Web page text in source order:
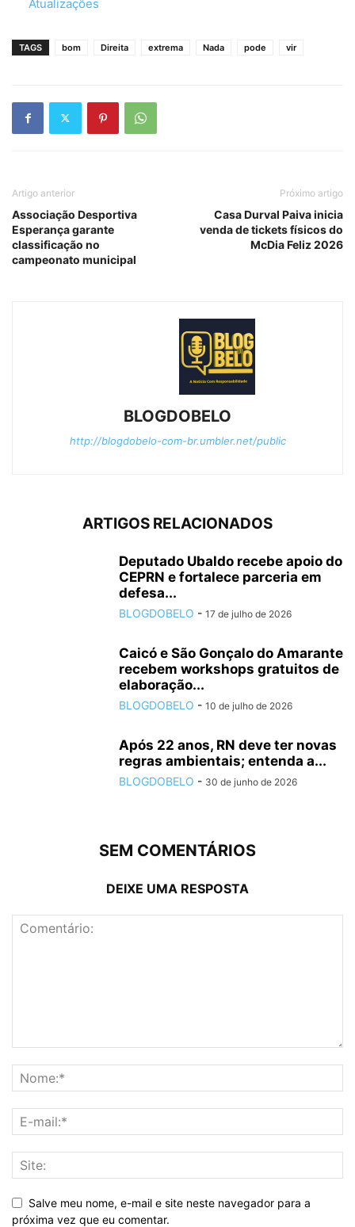
Em relação a
Atualizações
TAGS bom Direita extrema Nada pode vir
Artigo anterior
Associação Desportiva
Esperança garante
classificação no
campeonato municipal
Próximo artigo
Casa Durval Paiva inicia
venda de tickets físicos do
McDia Feliz 2026
BLOGDOBELO
http://blogdobelo-com-br.umbler.net/public
ARTIGOS RELACIONADOS
Deputado Ubaldo recebe apoio do
CEPRN e fortalece parceria em
defesa...
BLOGDOBELO - 17 de julho de 2026
Caicó e São Gonçalo do Amarante
recebem workshops gratuitos de
elaboração...
BLOGDOBELO - 10 de julho de 2026
Após 22 anos, RN deve ter novas
regras ambientais; entenda a...
BLOGDOBELO - 30 de junho de 2026
SEM COMENTÁRIOS
DEIXE UMA RESPOSTA
Salve meu nome, e-mail e site neste navegador para a
próxima vez que eu comentar.